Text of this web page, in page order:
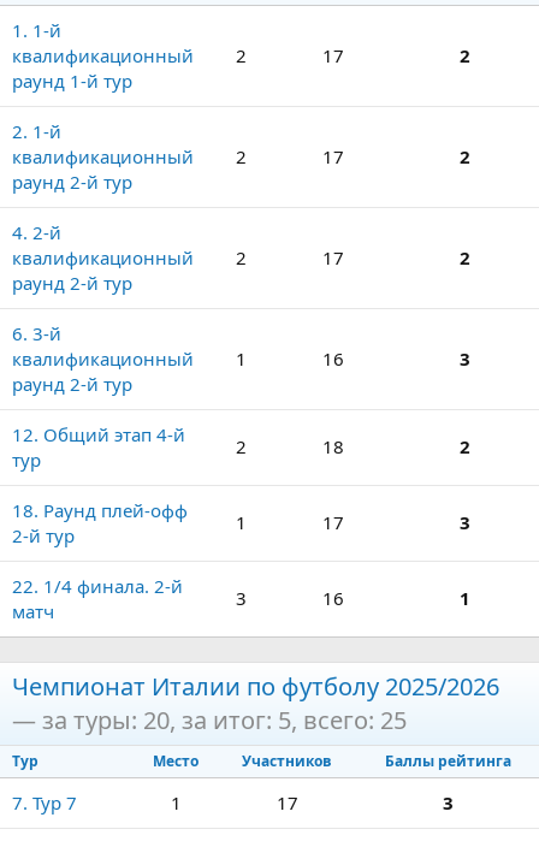
1. 1-й
квалификационный
раунд 1-й тур
2 17 2
2. 1-й
квалификационный
раунд 2-й тур
2 17 2
4. 2-й
квалификационный
раунд 2-й тур
2 17 2
6. 3-й
квалификационный
раунд 2-й тур
1 16 3
12. Общий этап 4-й
тур
2 18 2
18. Раунд плей-офф
2-й тур
1 17 3
22. 1/4 финала. 2-й
матч
3 16 1
Чемпионат Италии по футболу 2025/2026
— за туры: 20, за итог: 5, всего: 25
Тур Место Участников Баллы рейтинга
7. Тур 7 1 17 3